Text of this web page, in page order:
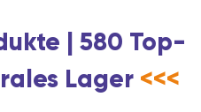
| 580 Top-
Lager <<<